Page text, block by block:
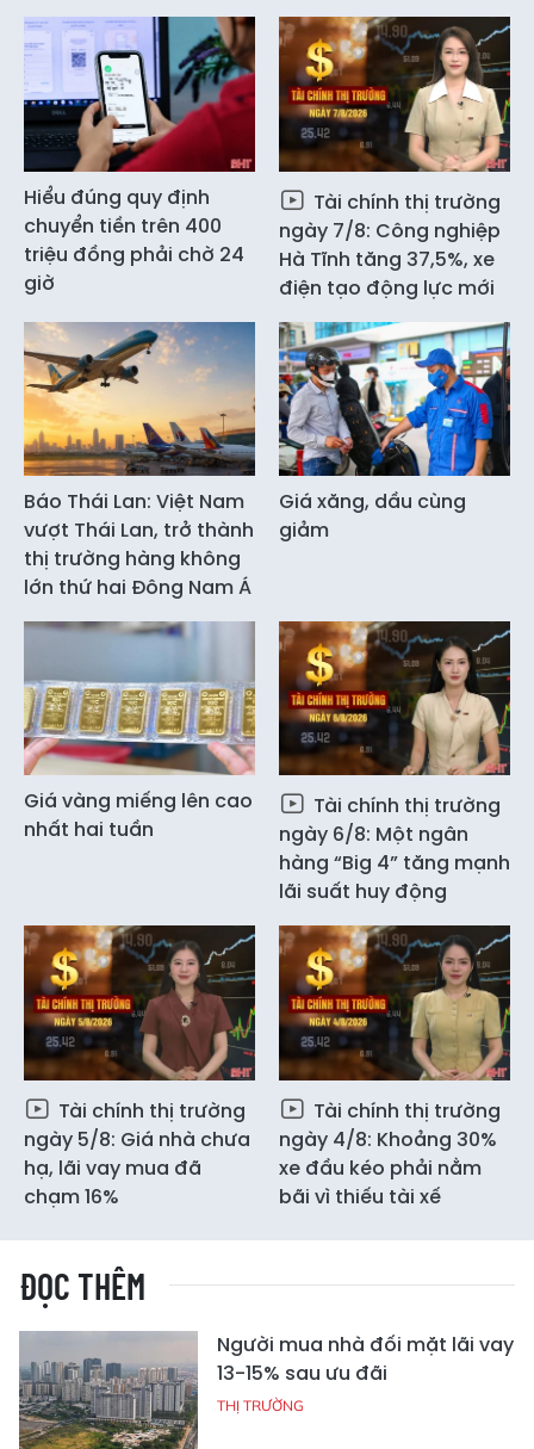
Hiểu đúng quy định
chuyển tiền trên 400
triệu đồng phải chờ 24
giờ
Tài chính thị trường
ngày 7/8: Công nghiệp
Hà Tĩnh tăng 37,5%, xe
điện tạo động lực mới
Báo Thái Lan: Việt Nam
vượt Thái Lan, trở thành
thị trường hàng không
lớn thứ hai Đông Nam Á
Giá xăng, dầu cùng
giảm
Giá vàng miếng lên cao
nhất hai tuần
Tài chính thị trường
ngày 6/8: Một ngân
hàng “Big 4” tăng mạnh
lãi suất huy động
Tài chính thị trường
ngày 5/8: Giá nhà chưa
hạ, lãi vay mua đã
chạm 16%
Tài chính thị trường
ngày 4/8: Khoảng 30%
xe đầu kéo phải nằm
bãi vì thiếu tài xế
ĐỌC THÊM
Người mua nhà đối mặt lãi vay
13-15% sau ưu đãi
THỊ TRƯỜNG